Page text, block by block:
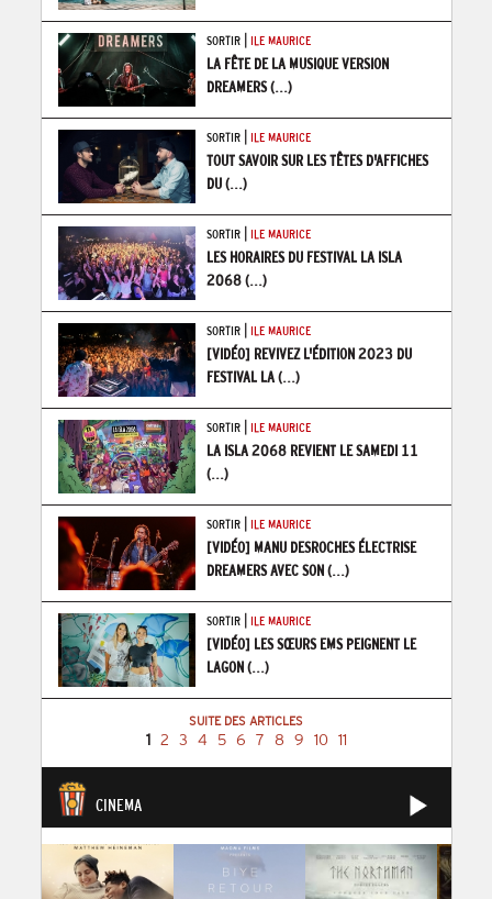
SORTIR| ILE MAURICE
LA FÊTE DE LA MUSIQUE VERSION
DREAMERS(...)
SORTIR| ILE MAURICE
TOUT SAVOIR SUR LES TÊTES D'AFFICHES
DU(...)
SORTIR| ILE MAURICE
LES HORAIRES DU FESTIVAL LA ISLA
2068(...)
SORTIR| ILE MAURICE
[VIDÉO] REVIVEZ L'ÉDITION 2023 DU
FESTIVAL LA(...)
SORTIR| ILE MAURICE
LA ISLA 2068 REVIENT LE SAMEDI 11
(...)
SORTIR| ILE MAURICE
[VIDÉO] MANU DESROCHES ÉLECTRISE
DREAMERS AVEC SON(...)
SORTIR| ILE MAURICE
[VIDÉO] LES SŒURS EMS PEIGNENT LE
LAGON(...)
SUITE DES ARTICLES
1 2 3 4 5 6 7 8 9 10 11
CINEMA